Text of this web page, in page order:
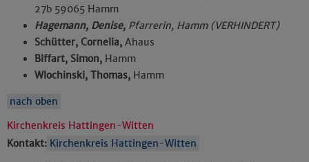
27b 59065 Hamm
Hagemann, Denise, Pfarrerin, Hamm (VERHINDERT)
Schütter, Cornelia, Ahaus
Biffart, Simon, Hamm
Wlochinski, Thomas, Hamm
nach oben
Kirchenkreis Hattingen-Witten
Kontakt: Kirchenkreis Hattingen-Witten